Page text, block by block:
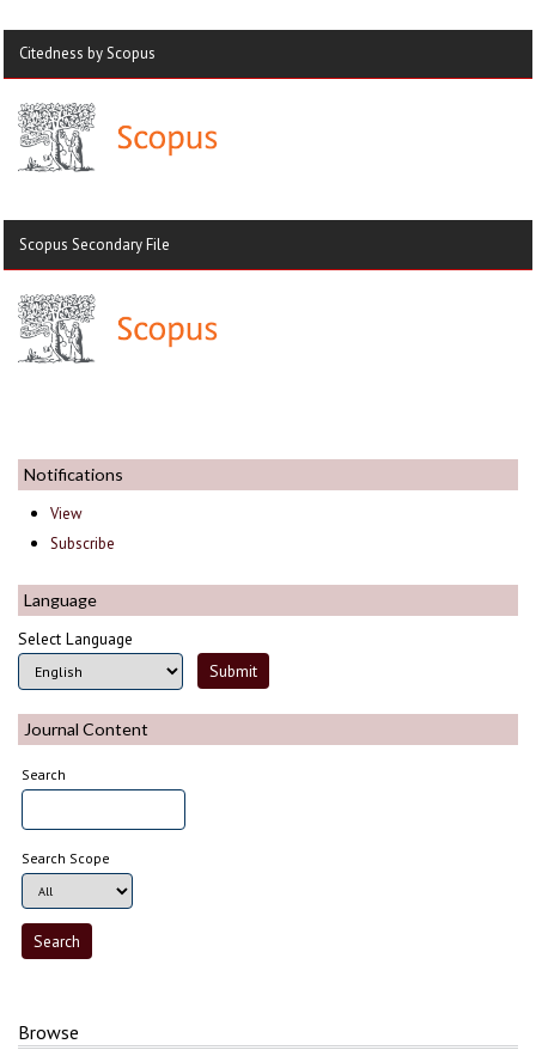
Citedness by Scopus
Scopus Secondary File
Notifications
View
Subscribe
Language
Select Language
Journal Content
Search
Search Scope
Browse